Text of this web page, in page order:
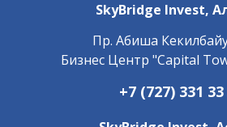
SkyBridge Invest,
Пр. ​Абиша
Бизнес Центр "Capital
+7 (727) 331